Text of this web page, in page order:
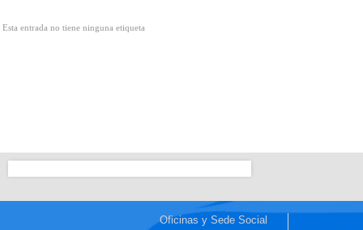
Esta entrada no tiene ninguna etiqueta
Oficinas y Sede Social